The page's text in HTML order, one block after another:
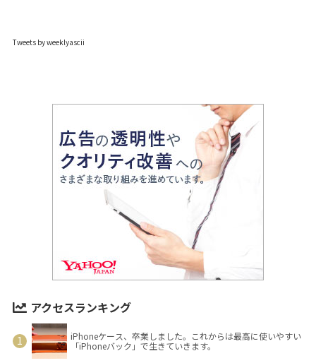
Tweets by weeklyascii
アクセスランキング
iPhoneケース、卒業しました。これからは最高に使いやすい
「iPhoneバック」で生きていきます。